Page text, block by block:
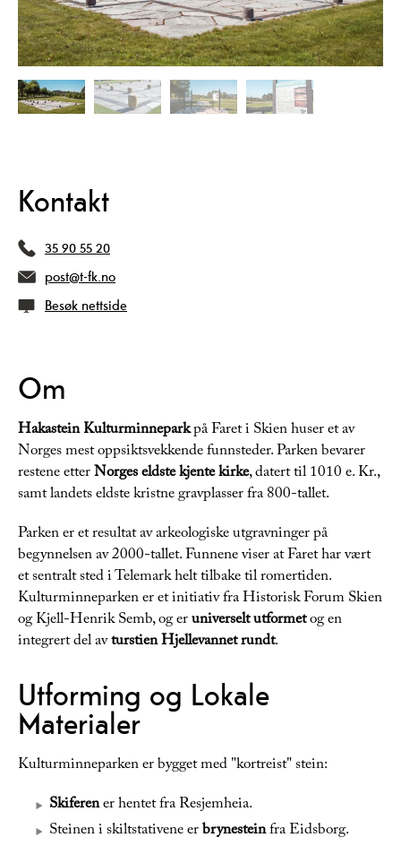
Kontakt
35 90 55 20
post@t-fk.no
Besøk nettside
Om
Hakastein Kulturminneparkpå Faret i Skien huser et av
Norges mest oppsiktsvekkende funnsteder. Parken bevarer
restene etterNorges eldste kjente kirke, datert til 1010 e. Kr.,
samt landets eldste kristne gravplasser fra 800-tallet.
Parken er et resultat av arkeologiske utgravninger på
begynnelsen av 2000-tallet. Funnene viser at Faret har vært
et sentralt sted i Telemark helt tilbake til romertiden.
Kulturminneparken er et initiativ fra Historisk Forum Skien
og Kjell-Henrik Semb, og eruniverselt utformetog en
integrert del avturstien Hjellevannet rundt.
Utforming og Lokale
Materialer
Kulturminneparken er bygget med "kortreist" stein:
Skiferener hentet fra Resjemheia.
Steinen i skiltstativene erbrynesteinfra Eidsborg.